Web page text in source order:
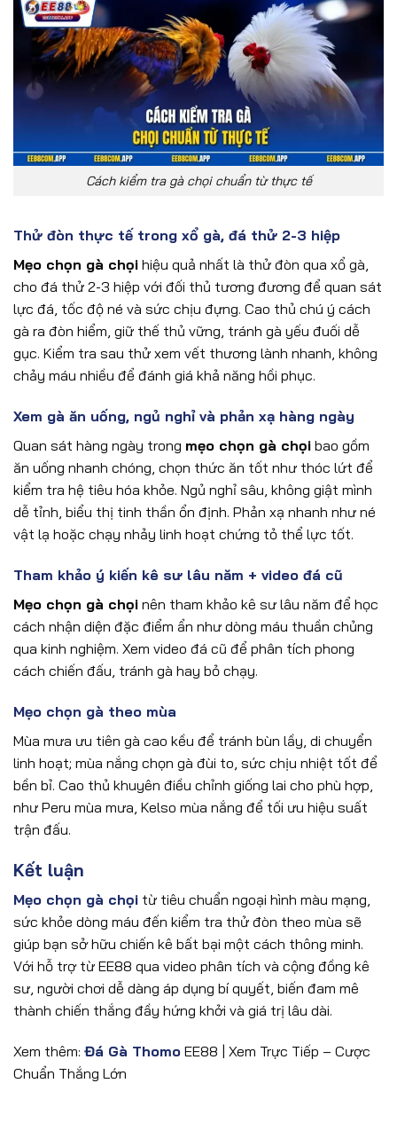
Cách kiểm tra gà chọi chuẩn từ thực tế
Thử đòn thực tế trong xổ gà, đá thử 2-3 hiệp
Mẹo chọn gà chọi hiệu quả nhất là thử đòn qua xổ gà,
cho đá thử 2-3 hiệp với đối thủ tương đương để quan sát
lực đá, tốc độ né và sức chịu đựng. Cao thủ chú ý cách
gà ra đòn hiểm, giữ thế thủ vững, tránh gà yếu đuối dễ
gục. Kiểm tra sau thử xem vết thương lành nhanh, không
chảy máu nhiều để đánh giá khả năng hồi phục.
Xem gà ăn uống, ngủ nghỉ và phản xạ hàng ngày
Quan sát hàng ngày trong mẹo chọn gà chọi bao gồm
ăn uống nhanh chóng, chọn thức ăn tốt như thóc lứt để
kiểm tra hệ tiêu hóa khỏe. Ngủ nghỉ sâu, không giật mình
dễ tỉnh, biểu thị tinh thần ổn định. Phản xạ nhanh như né
vật lạ hoặc chạy nhảy linh hoạt chứng tỏ thể lực tốt.
Tham khảo ý kiến kê sư lâu năm + video đá cũ
Mẹo chọn gà chọi nên tham khảo kê sư lâu năm để học
cách nhận diện đặc điểm ẩn như dòng máu thuần chủng
qua kinh nghiệm. Xem video đá cũ để phân tích phong
cách chiến đấu, tránh gà hay bỏ chạy.
Mẹo chọn gà theo mùa
Mùa mưa ưu tiên gà cao kều để tránh bùn lầy, di chuyển
linh hoạt; mùa nắng chọn gà đùi to, sức chịu nhiệt tốt để
bền bỉ. Cao thủ khuyên điều chỉnh giống lai cho phù hợp,
như Peru mùa mưa, Kelso mùa nắng để tối ưu hiệu suất
trận đấu.
Kết luận
Mẹo chọn gà chọi từ tiêu chuẩn ngoại hình màu mạng,
sức khỏe dòng máu đến kiểm tra thử đòn theo mùa sẽ
giúp bạn sở hữu chiến kê bất bại một cách thông minh.
Với hỗ trợ từ EE88 qua video phân tích và cộng đồng kê
sư, người chơi dễ dàng áp dụng bí quyết, biến đam mê
thành chiến thắng đầy hứng khởi và giá trị lâu dài.
Xem thêm: Đá Gà Thomo EE88 | Xem Trực Tiếp – Cược
Chuẩn Thắng Lớn